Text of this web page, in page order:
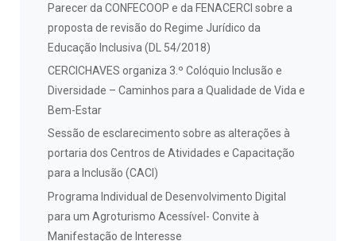
Parecer da CONFECOOP e da FENACERCI sobre a
proposta de revisão do Regime Jurídico da
Educação Inclusiva (DL 54/2018)
CERCICHAVES organiza 3.º Colóquio Inclusão e
Diversidade – Caminhos para a Qualidade de Vida e
Bem-Estar
Sessão de esclarecimento sobre as alterações à
portaria dos Centros de Atividades e Capacitação
para a Inclusão (CACI)
Programa Individual de Desenvolvimento Digital
para um Agroturismo Acessível- Convite à
Manifestação de Interesse